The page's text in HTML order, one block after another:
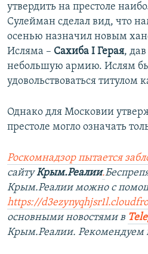
утвердить на престоле
Сулейман сделал вид, что
осенью назначил новым
Исляма – Сахиба I Герая,
небольшую армию. Ислям
удовольствоваться титулом
Однако для Московии
престоле могло означать
Роскомнадзор пытается
сайтуКрым.Реалии.
Крым.Реалии можно с
https://
основными новостями в
Крым.Реалии. Рекомендуем